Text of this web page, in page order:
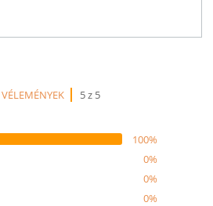
5 z 5
100%
0%
0%
0%